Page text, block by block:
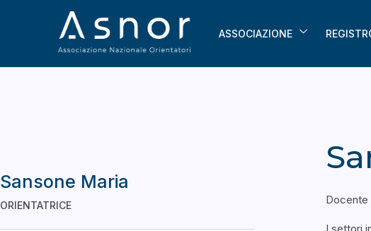
ASSOCIAZIONE
Sansone Maria
ORIENTATRICE Docente